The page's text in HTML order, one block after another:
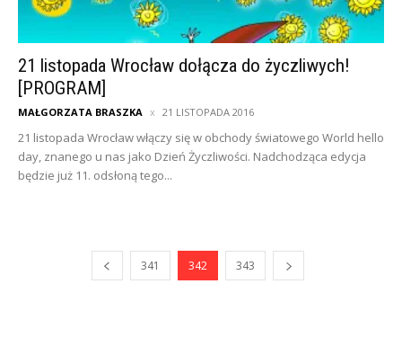
21 listopada Wrocław dołącza do życzliwych!
[PROGRAM]
MAŁGORZATA BRASZKA 21 LISTOPADA 2016
21 listopada Wrocław włączy się w obchody światowego World hello
day, znanego u nas jako Dzień Życzliwości. Nadchodząca edycja
będzie już 11. odsłoną tego...
341 342 343